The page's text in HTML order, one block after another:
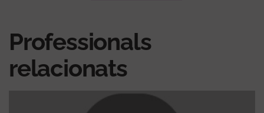
Professionals
relacionats